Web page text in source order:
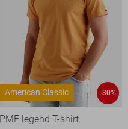
American Classic -30%
PME legend T-shirt